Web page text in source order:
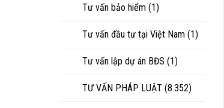
Tư vấn bảo hiểm (1)
Tư vấn đầu tư tại Việt Nam (1)
Tư vấn lập dự án BĐS (1)
TƯ VẤN PHÁP LUẬT (8.352)